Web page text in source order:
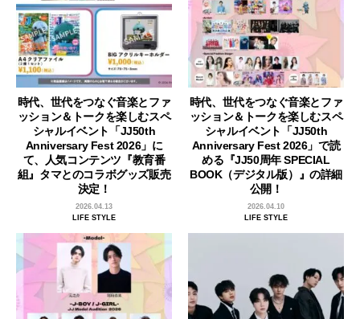
時代、世代をつなぐ音楽とファ
ッション＆トークを楽しむスペ
シャルイベント「JJ50th
Anniversary Fest 2026」に
て、人気コンテンツ『教育番
組』タマとのコラボグッズ販売
決定！
2026.04.13
LIFE STYLE
時代、世代をつなぐ音楽とファ
ッション＆トークを楽しむスペ
シャルイベント「JJ50th
Anniversary Fest 2026」で読
める『JJ50周年 SPECIAL
BOOK（デジタル版）』の詳細
公開！
2026.04.10
LIFE STYLE